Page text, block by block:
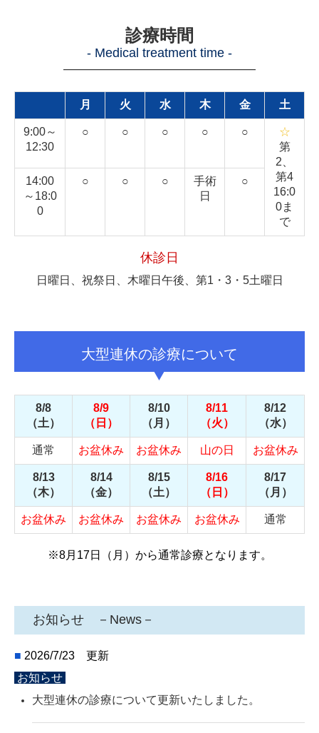
診療時間
- Medical treatment time -
―――――――――――――――
月 火 水 木 金 土
9:00～
12:30
○ ○ ○ ○ ○
☆
第
2、
第4
16:0
0ま
で
14:00
～18:0
0
○ ○ ○
手術
日
○
休診日
日曜日、祝祭日、木曜日午後、第1・3・5土曜日
大型連休の診療について
8/8
（土）
8/9
（日）
8/10
（月）
8/11
（火）
8/12
（水）
通常 お盆休み お盆休み 山の日 お盆休み
8/13
（木）
8/14
（金）
8/15
（土）
8/16
（日）
8/17
（月）
お盆休み お盆休み お盆休み お盆休み 通常
※8月17日（月）から通常診療となります。
お知らせ －News－
■ 2026/7/23 更新
お知らせ
大型連休の診療について更新いたしました。